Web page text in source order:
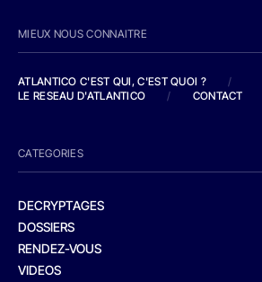
MIEUX NOUS CONNAITRE
ATLANTICO C'EST QUI, C'EST QUOI ?
/
LE RESEAU D'ATLANTICO
/ CONTACT
CATEGORIES
DECRYPTAGES
DOSSIERS
RENDEZ-VOUS
VIDEOS